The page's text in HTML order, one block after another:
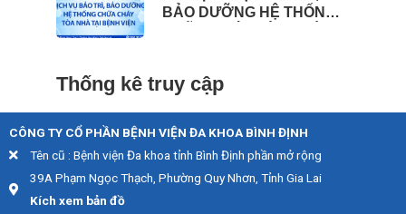
BẢO DƯỠNG HỆ THỐNG
Thống kê truy cập
CÔNG TY CỔ PHẦN BỆNH VIỆN ĐA KHOA BÌNH ĐỊNH
Tên cũ : Bệnh viện Đa khoa tỉnh Bình Định phần mở rộng
39A Phạm Ngọc Thạch, Phường Quy Nhơn, Tỉnh Gia Lai
Kích xem bản đồ